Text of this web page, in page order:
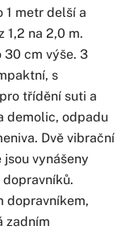
1 metr delší a
1,2 na 2,0 m.
30 cm výše. 3
s
třídění suti a
demolic, odpadu
Dvě vibrační
vynášeny
dopravníkem,
zadním